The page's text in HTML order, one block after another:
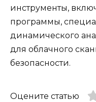
инструменты,
программы,
динамического
для облачного
безопасности.
Оцените статью